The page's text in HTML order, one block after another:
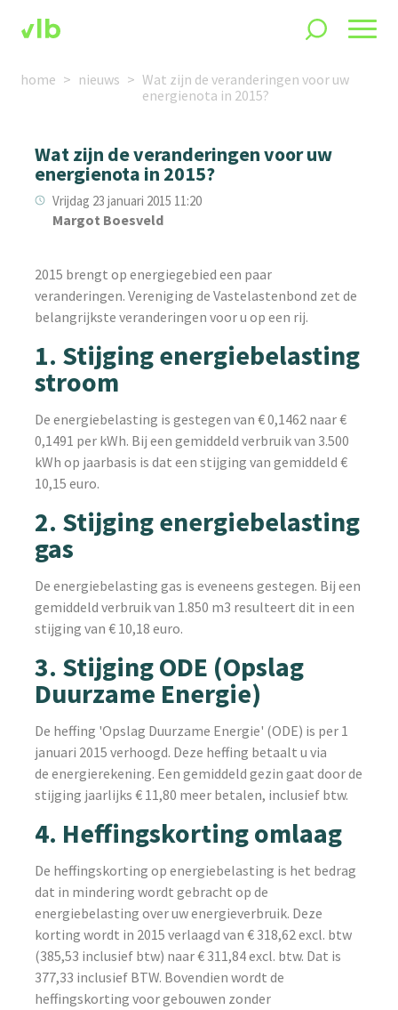
home nieuws
Wat zijn de veranderingen voor uw
energienota in 2015?
Wat zijn de veranderingen voor uw
energienota in 2015?
Vrijdag 23 januari 2015 11:20
Margot Boesveld
2015 brengt op energiegebied een paar
veranderingen. Vereniging de Vastelastenbond zet de
belangrijkste veranderingen voor u op een rij.
1. Stijging energiebelasting
stroom
De energiebelasting is gestegen van € 0,1462 naar €
0,1491 per kWh. Bij een gemiddeld verbruik van 3.500
kWh op jaarbasis is dat een stijging van gemiddeld €
10,15 euro.
2. Stijging energiebelasting
gas
De energiebelasting gas is eveneens gestegen. Bij een
gemiddeld verbruik van 1.850 m3 resulteert dit in een
stijging van € 10,18 euro.
3. Stijging ODE (Opslag
Duurzame Energie)
De heffing 'Opslag Duurzame Energie' (ODE) is per 1
januari 2015 verhoogd. Deze heffing betaalt u via
de energierekening. Een gemiddeld gezin gaat door de
stijging jaarlijks € 11,80 meer betalen, inclusief btw.
4. Heffingskorting omlaag
De heffingskorting op energiebelasting is het bedrag
dat in mindering wordt gebracht op de
energiebelasting over uw energieverbruik. Deze
korting wordt in 2015 verlaagd van € 318,62 excl. btw
(385,53 inclusief btw) naar € 311,84 excl. btw. Dat is
377,33 inclusief BTW. Bovendien wordt de
heffingskorting voor gebouwen zonder